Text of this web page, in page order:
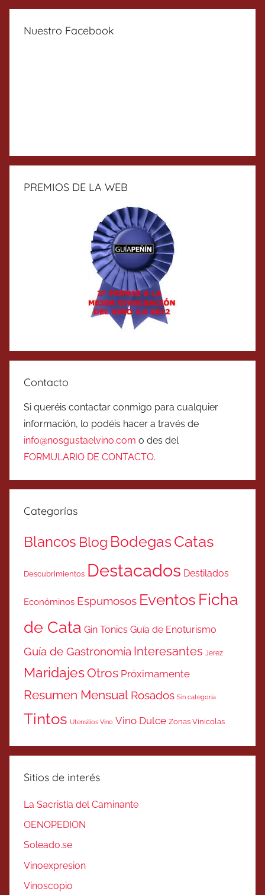
Nuestro Facebook
PREMIOS DE LA WEB
Contacto
Si queréis contactar conmigo para cualquier
información, lo podéis hacer a través de
info@nosgustaelvino.com o des del
FORMULARIO DE CONTACTO.
Categorías
Blancos Blog BodegasCatas
Descubrimientos Destacados Destilados
Económinos Espumosos Eventos Ficha
de Cata Gin Tonics Guía de Enoturismo
Guía de Gastronomía Interesantes Jerez
MaridajesOtros Próximamente
Resumen Mensual Rosados Sin categoría
Tintos Utensilios Vino Vino Dulce Zonas Vinicolas
Sitios de interés
La Sacristía del Caminante
OENOPEDION
Soleado.se
Vinoexpresion
Vinoscopio